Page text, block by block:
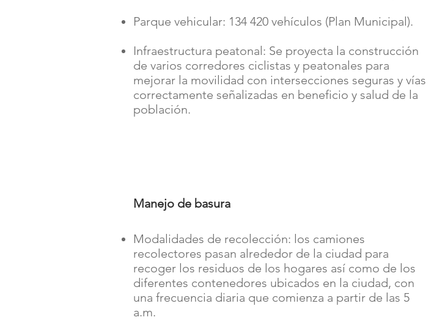
Parque vehicular: 134 420 vehículos (Plan Municipal).
Infraestructura peatonal: Se proyecta la construcción
de varios corredores ciclistas y peatonales para
mejorar la movilidad con intersecciones seguras y vías
correctamente señalizadas en beneficio y salud de la
población.
Manejo de basura
Modalidades de recolección: los camiones
recolectores pasan alrededor de la ciudad para
recoger los residuos de los hogares así como de los
diferentes contenedores ubicados en la ciudad, con
una frecuencia diaria que comienza a partir de las 5
a.m.